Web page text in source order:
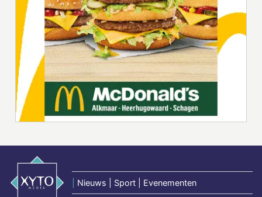
Nieuws | Sport | Evenementen